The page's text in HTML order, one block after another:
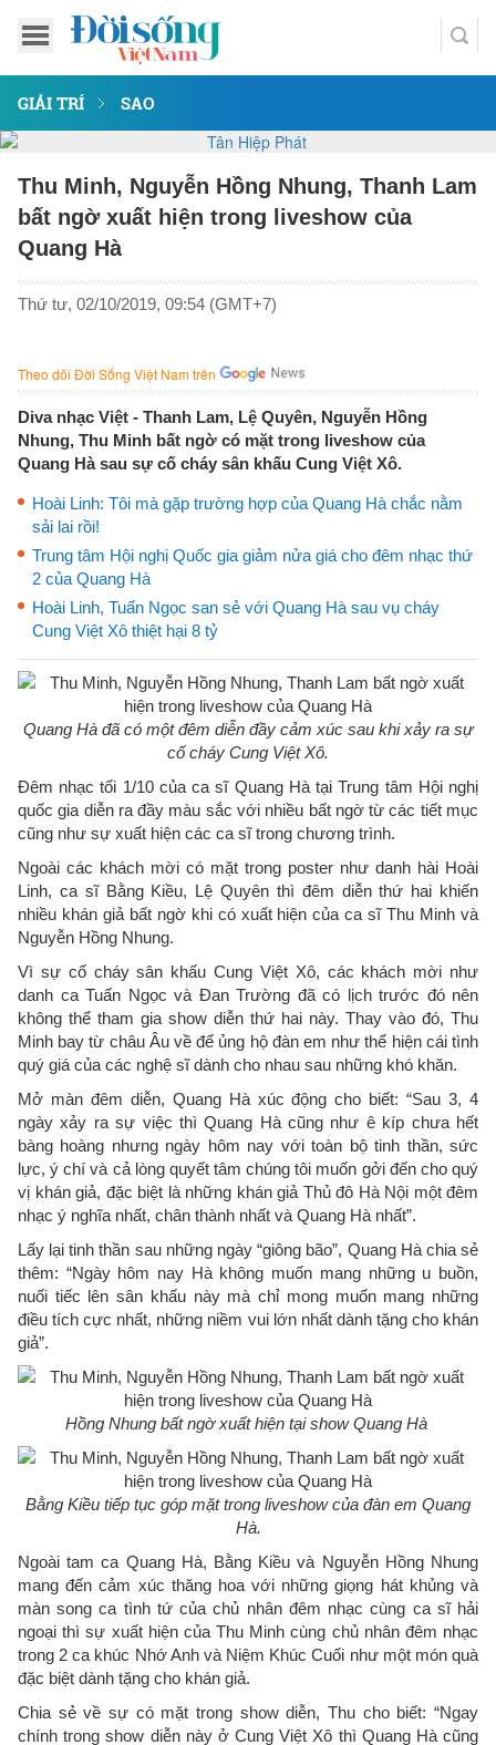
GIẢI TRÍ SAO
Thu Minh, Nguyễn Hồng Nhung, Thanh Lam
bất ngờ xuất hiện trong liveshow của
Quang Hà
Thứ tư, 02/10/2019, 09:54 (GMT+7)
Theo dõi Đời Sống Việt Nam trên
Diva nhạc Việt - Thanh Lam, Lệ Quyên, Nguyễn Hồng
Nhung, Thu Minh bất ngờ có mặt trong liveshow của
Quang Hà sau sự cố cháy sân khấu Cung Việt Xô.
Hoài Linh: Tôi mà gặp trường hợp của Quang Hà chắc nằm
sải lai rồi!
Trung tâm Hội nghị Quốc gia giảm nửa giá cho đêm nhạc thứ
2 của Quang Hà
Hoài Linh, Tuấn Ngọc san sẻ với Quang Hà sau vụ cháy
Cung Việt Xô thiệt hại 8 tỷ
Quang Hà đã có một đêm diễn đầy cảm xúc sau khi xảy ra sự
cố cháy Cung Việt Xô.
Đêm nhạc tối 1/10 của ca sĩ Quang Hà tại Trung tâm Hội nghị
quốc gia diễn ra đầy màu sắc với nhiều bất ngờ từ các tiết mục
cũng như sự xuất hiện các ca sĩ trong chương trình.
Ngoài các khách mời có mặt trong poster như danh hài Hoài
Linh, ca sĩ Bằng Kiều, Lệ Quyên thì đêm diễn thứ hai khiến
nhiều khán giả bất ngờ khi có xuất hiện của ca sĩ Thu Minh và
Nguyễn Hồng Nhung.
Vì sự cố cháy sân khấu Cung Việt Xô, các khách mời như
danh ca Tuấn Ngọc và Đan Trường đã có lịch trước đó nên
không thể tham gia show diễn thứ hai này. Thay vào đó, Thu
Minh bay từ châu Âu về để ủng hộ đàn em như thể hiện cái tình
quý giá của các nghệ sĩ dành cho nhau sau những khó khăn.
Mở màn đêm diễn, Quang Hà xúc động cho biết: “Sau 3, 4
ngày xảy ra sự việc thì Quang Hà cũng như ê kíp chưa hết
bàng hoàng nhưng ngày hôm nay với toàn bộ tinh thần, sức
lực, ý chí và cả lòng quyết tâm chúng tôi muốn gởi đến cho quý
vị khán giả, đặc biệt là những khán giả Thủ đô Hà Nội một đêm
nhạc ý nghĩa nhất, chân thành nhất và Quang Hà nhất”.
Lấy lại tinh thần sau những ngày “giông bão”, Quang Hà chia sẻ
thêm: “Ngày hôm nay Hà không muốn mang những u buồn,
nuối tiếc lên sân khấu này mà chỉ mong muốn mang những
điều tích cực nhất, những niềm vui lớn nhất dành tặng cho khán
giả”.
Hồng Nhung bất ngờ xuất hiện tại show Quang Hà
Bằng Kiều tiếp tục góp mặt trong liveshow của đàn em Quang
Hà.
Ngoài tam ca Quang Hà, Bằng Kiều và Nguyễn Hồng Nhung
mang đến cảm xúc thăng hoa với những giọng hát khủng và
màn song ca tình tứ của chủ nhân đêm nhạc cùng ca sĩ hải
ngoại thì sự xuất hiện của Thu Minh cùng chủ nhân đêm nhạc
trong 2 ca khúc Nhớ Anh và Niệm Khúc Cuối như một món quà
đặc biệt dành tặng cho khán giả.
Chia sẻ về sự có mặt trong show diễn, Thu cho biết: “Ngay
chính trong show diễn này ở Cung Việt Xô thì Quang Hà cũng